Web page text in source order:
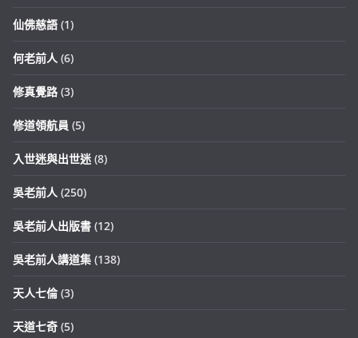
仙佛慈語 (1)
何老前人 (6)
修真覺路 (3)
修道領航員 (5)
入世迷與出世迷 (8)
吳老前人 (250)
吳老前人出版書 (12)
吳老前人講道集 (138)
天人七倫 (3)
天道七奇 (5)